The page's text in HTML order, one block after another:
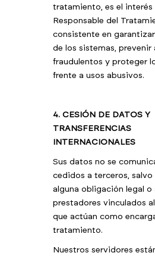
tratamiento, es el interés
Responsable del
consistente en
de los sistemas, prevenir
fraudulentos y proteger
frente a usos abusivos.
4. CESIÓN DE DATOS Y
TRANSFERENCIAS
INTERNACIONALES
Sus datos no se
cedidos a terceros, salvo
alguna obligación legal o
prestadores vinculados
que actúan como
tratamiento. ​
Nuestros servidores